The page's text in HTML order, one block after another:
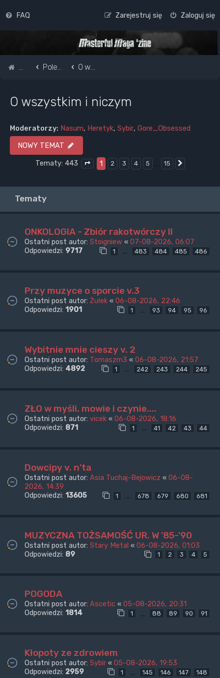
FAQ Zaloguj się
Zarejestruj się
Strona główna
Pole do popisu... O wszystkim i niczym
O wszystkim i niczym
Moderatorzy: Nasum, Heretyk, Sybir, Gore_Obsessed
NOWY TEMAT
Tematy: 443
Strona1 z15
1 2 3 4 5 … 15
Tematy
ONKOLOGIA - Zbiór rakotwórczy II
Ostatni post autor: Stoigniew « 07-08-2026, 06:07
Odpowiedzi: 9717 1 … 483 484 485 486
Przy muzyce o sporcie v.3
Ostatni post autor: Żułek « 06-08-2026, 22:46
Odpowiedzi: 1901 1 … 93 94 95 96
Wybitnie mnie cieszy v. 2
Ostatni post autor: Tomaszm3 « 06-08-2026, 21:57
Odpowiedzi: 4892 1 … 242 243 244 245
ZŁO w myśli, mowie i czynie....
Ostatni post autor: vicek « 06-08-2026, 18:16
Odpowiedzi: 871 1 … 41 42 43 44
Dowcipy v. n'ta
Ostatni post autor: Asia Tuchaj-Bejowicz « 06-08-
2026, 14:39
Odpowiedzi: 13605 1 … 678 679 680 681
MUZYCZNA TOŻSAMOŚĆ UR. W '85-'90
Ostatni post autor: Stary Metal « 06-08-2026, 01:03
Odpowiedzi: 89 1 2 3 4 5
POGODA
Ostatni post autor: Ascetic « 05-08-2026, 20:31
Odpowiedzi: 1814 1 … 88 89 90 91
Kłopoty ze zdrowiem
Ostatni post autor: Sybir « 05-08-2026, 19:53
Odpowiedzi: 2959 1 145 146 147 148